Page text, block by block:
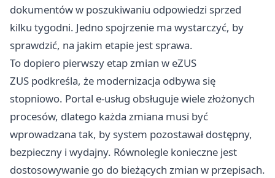
dokumentów w poszukiwaniu odpowiedzi sprzed
kilku tygodni. Jedno spojrzenie ma wystarczyć, by
sprawdzić, na jakim etapie jest sprawa.
To dopiero pierwszy etap zmian w eZUS
ZUS podkreśla, że modernizacja odbywa się
stopniowo. Portal e-usług obsługuje wiele złożonych
procesów, dlatego każda zmiana musi być
wprowadzana tak, by system pozostawał dostępny,
bezpieczny i wydajny. Równolegle konieczne jest
dostosowywanie go do bieżących zmian w przepisach.